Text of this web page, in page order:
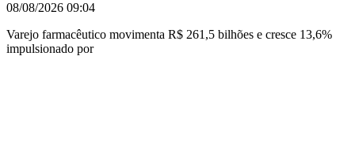
08/08/2026 09:04
Varejo farmacêutico movimenta R$ 261,5 bilhões e cresce 13,6%
impulsionado por